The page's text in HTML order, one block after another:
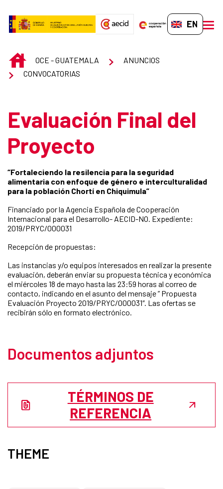
EN-GB
INICIOOCE - GUATEMALA
ANUNCIOS
CONVOCATORIAS
Evaluación Final del
Proyecto
“Fortaleciendo la resilencia para la seguridad
alimentaria con enfoque de género e interculturalidad
para la población Chortí en Chiquimula”
Financiado por la Agencia Española de Cooperación
Internacional para el Desarrollo- AECID-NO. Expediente:
2019/PRYC/000031
Recepción de propuestas:
Las instancias y/o equipos interesados en realizar la presente
evaluación, deberán enviar su propuesta técnica y económica
el miércoles 18 de mayo hasta las 23:59 horas al correo de
contacto, indicando en el asunto del mensaje ” Propuesta
Evaluación Proyecto 2019/PRYC/000031″. Las ofertas se
recibirán sólo en formato electrónico.
Documentos adjuntos
TÉRMINOS DE
REFERENCIA
THEME